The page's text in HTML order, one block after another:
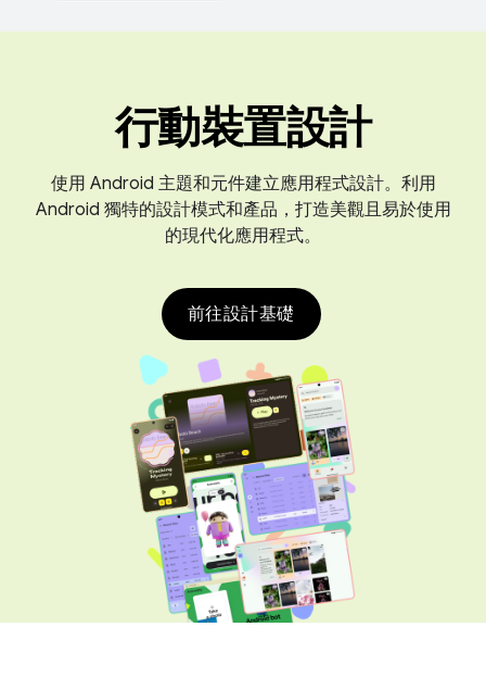
行動裝置設計
使用 Android 主題和元件建立應用程式設計。利用
Android 獨特的設計模式和產品，打造美觀且易於使用
的現代化應用程式。
前往設計基礎